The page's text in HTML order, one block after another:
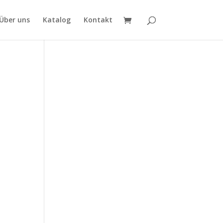
Über uns Katalog Kontakt